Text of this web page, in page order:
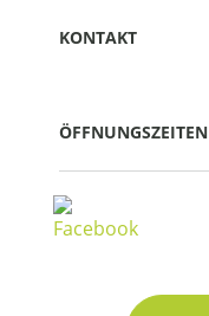
KONTAKT
ÖFFNUNGSZEITEN